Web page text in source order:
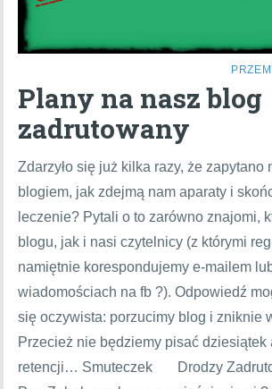
Plany na nasz blog
zadrutowany
Zdarzyło się już kilka razy, że zapytano
blogiem, jak zdejmą nam aparaty i
leczenie? Pytali o to zarówno znajomi,
blogu, jak i nasi czytelnicy (z którymi
namiętnie korespondujemy e-mailem
wiadomościach na fb ?). Odpowiedź
się oczywista: porzucimy blog i zniknie
Przecież nie będziemy pisać dziesiątek
retencji… Smuteczek Drodzy